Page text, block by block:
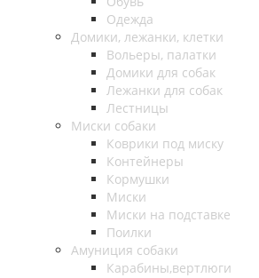
Одежда
Домики, лежанки, клетки
Вольеры, палатки
Домики для собак
Лежанки для собак
Лестницы
Миски собаки
Коврики под миску
Контейнеры
Кормушки
Миски
Миски на подставке
Поилки
Амуниция собаки
Карабины,вертлюги